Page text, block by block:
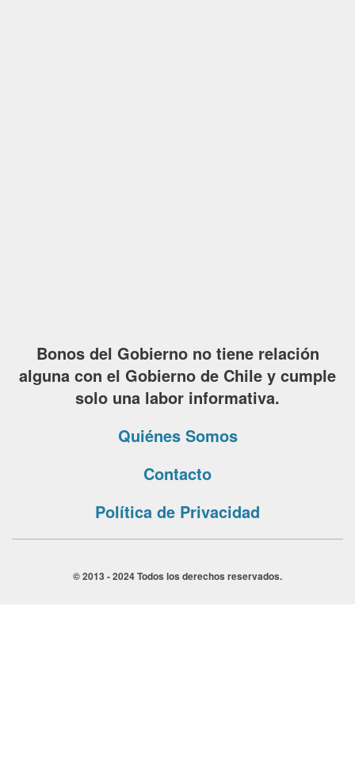
Bonos del Gobierno no tiene relación
alguna con el Gobierno de Chile y cumple
solo una labor informativa.
Quiénes Somos
Contacto
Política de Privacidad
© 2013 - 2024 Todos los derechos reservados.